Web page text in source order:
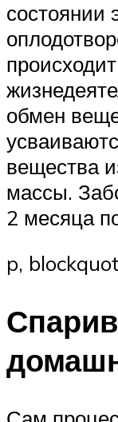
состоянии
обмен
вещества
массы.
2 месяца
p,